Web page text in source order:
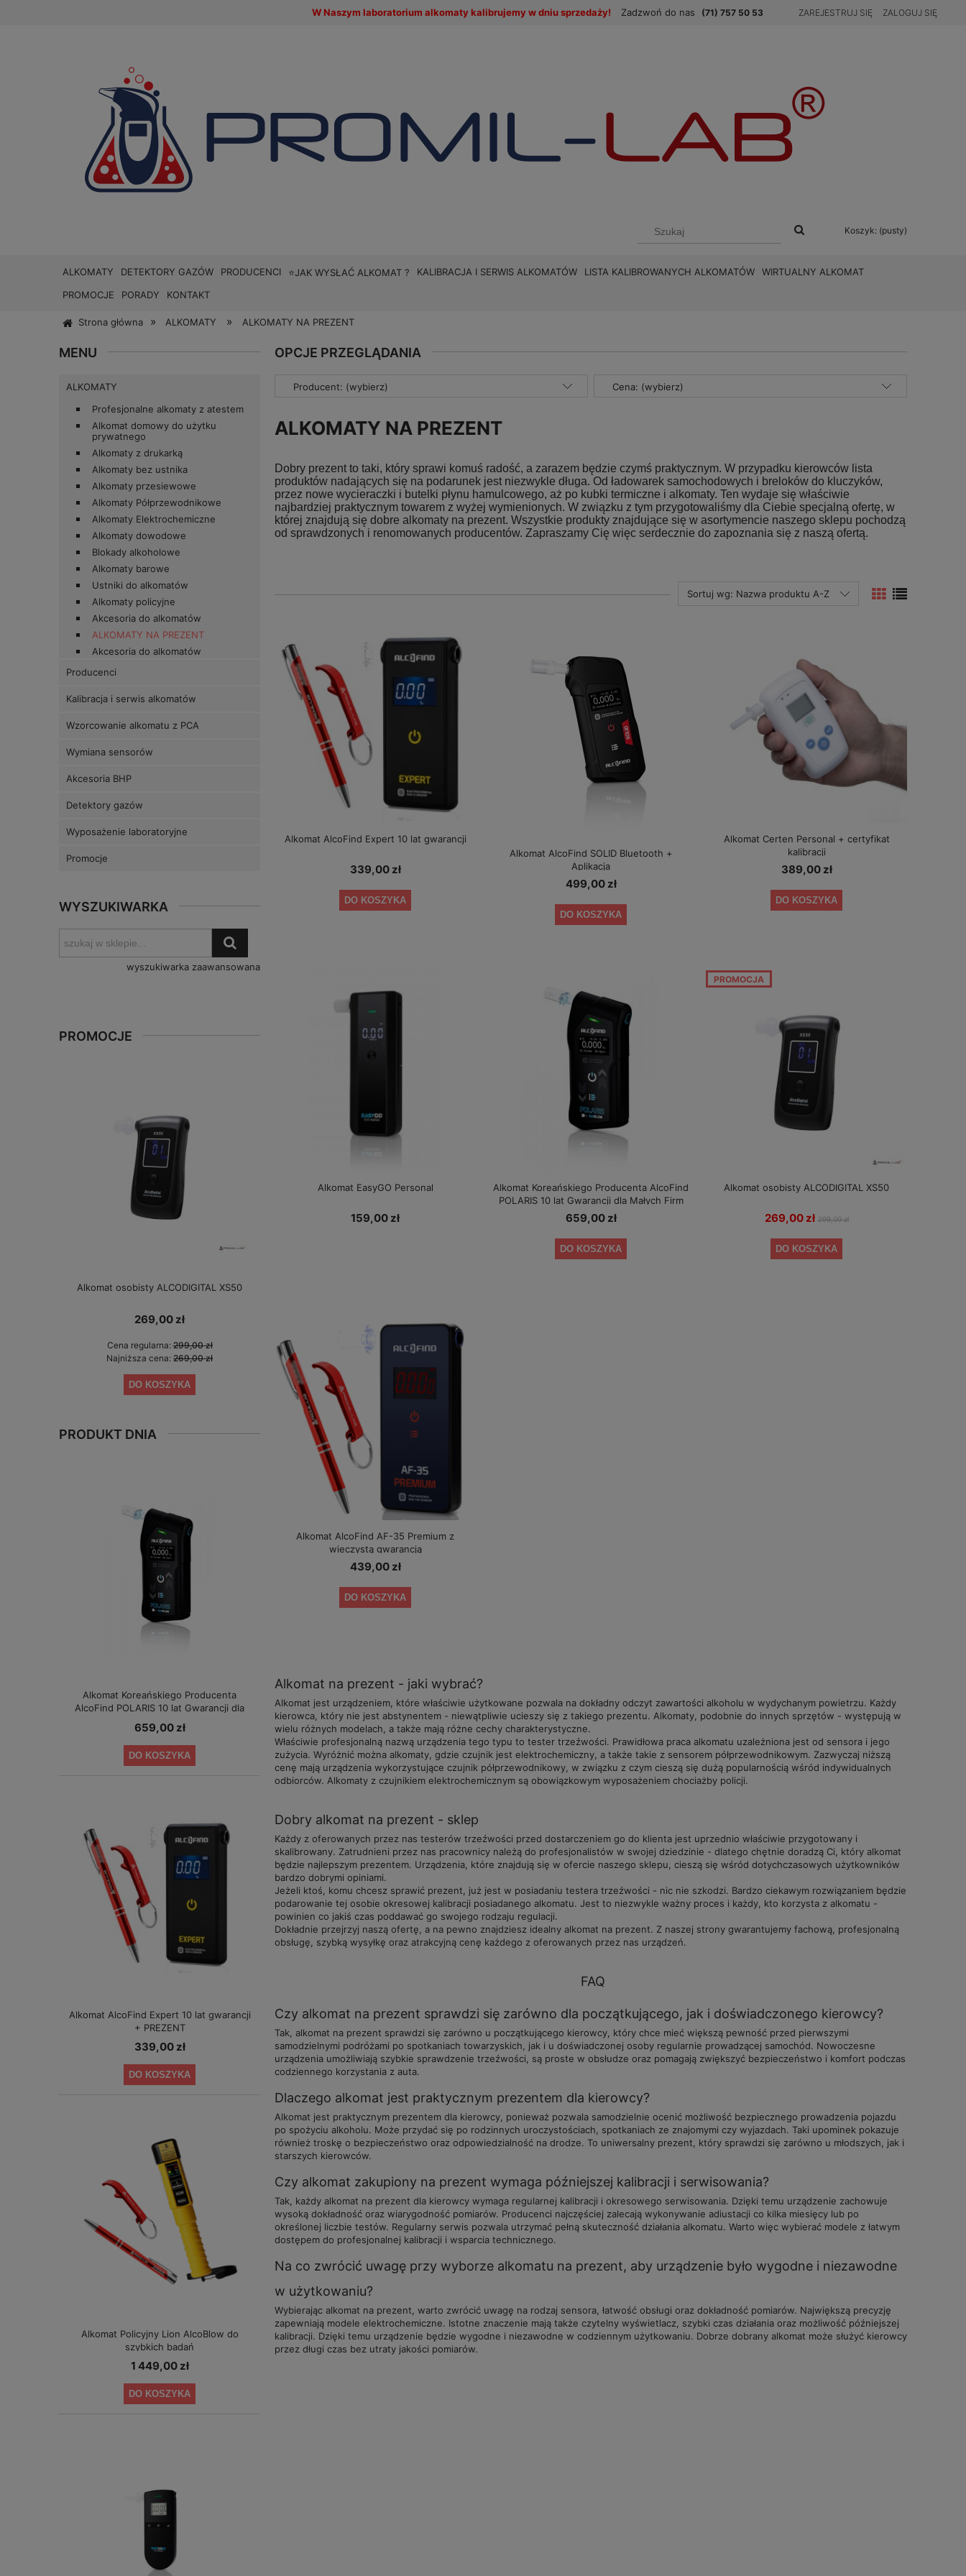
W Naszym laboratorium alkomaty kalibrujemy w dniu sprzedaży! Zadzwoń do nas (71) 757 50 53 ZAREJESTRUJ SIĘ ZALOGUJ SIĘ
Koszyk: (pusty)
ALKOMATY DETEKTORY GAZÓW PRODUCENCI ⭐JAK WYSŁAĆ ALKOMAT ? KALIBRACJA I SERWIS ALKOMATÓW LISTA KALIBROWANYCH ALKOMATÓW
WIRTUALNY ALKOMAT
PROMOCJE
PORADY KONTAKT
Strona główna » ALKOMATY » ALKOMATY NA PREZENT
MENU
ALKOMATY
Profesjonalne alkomaty z atestem
Alkomat domowy do użytku
prywatnego
Alkomaty z drukarką
Alkomaty bez ustnika
Alkomaty przesiewowe
Alkomaty Półprzewodnikowe
Alkomaty Elektrochemiczne
Alkomaty dowodowe
Blokady alkoholowe
Alkomaty barowe
Ustniki do alkomatów
Alkomaty policyjne
Akcesoria do alkomatów
ALKOMATY NA PREZENT
Akcesoria do alkomatów
Producenci
Kalibracja i serwis alkomatów
Wzorcowanie alkomatu z PCA
Wymiana sensorów
Akcesoria BHP
Detektory gazów
Wyposażenie laboratoryjne
Promocje
WYSZUKIWARKA
wyszukiwarka zaawansowana
PROMOCJE
Alkomat osobisty ALCODIGITAL XS50
269,00 zł
Cena regularna:299,00 zł
Najniższa cena: 269,00 zł
DO KOSZYKA
Cena regularna: 1 479,00 zł
DO KOSZYKA
PRODUKT DNIA
Alkomat Koreańskiego Producenta
AlcoFind POLARIS 10 lat Gwarancji dla
Małych Firm
659,00 zł
DO KOSZYKA
Alkomat AlcoFind Expert 10 lat gwarancji
+ PREZENT
339,00 zł
DO KOSZYKA
Alkomat Policyjny Lion AlcoBlow do
szybkich badań
1 449,00 zł
DO KOSZYKA
OPCJE PRZEGLĄDANIA
Producent: (wybierz) Cena: (wybierz)
ALKOMATY NA PREZENT
Dobry prezent to taki, który sprawi komuś radość, a zarazem będzie czymś praktycznym. W przypadku kierowców lista
produktów nadających się na podarunek jest niezwykle długa. Od ładowarek samochodowych i breloków do kluczyków,
przez nowe wycieraczki i butelki płynu hamulcowego, aż po kubki termiczne i alkomaty. Ten wydaje się właściwie
najbardziej praktycznym towarem z wyżej wymienionych. W związku z tym przygotowaliśmy dla Ciebie specjalną ofertę, w
której znajdują się dobre alkomaty na prezent. Wszystkie produkty znajdujące się w asortymencie naszego sklepu pochodzą
od sprawdzonych i renomowanych producentów. Zapraszamy Cię więc serdecznie do zapoznania się z naszą ofertą.
Sortuj wg: Nazwa produktu A-Z
Alkomat AlcoFind Expert 10 lat gwarancji
339,00 zł
DO KOSZYKA
Alkomat AlcoFind SOLID Bluetooth +
Aplikacja
499,00 zł
DO KOSZYKA
Alkomat Certen Personal + certyfikat
kalibracji
389,00 zł
DO KOSZYKA
Alkomat EasyGO Personal
159,00 zł
Alkomat Koreańskiego Producenta AlcoFind
POLARIS 10 lat Gwarancji dla Małych Firm
659,00 zł
DO KOSZYKA
Alkomat osobisty ALCODIGITAL XS50
269,00 zł 299,00 zł
DO KOSZYKA
PROMOCJA
Alkomat AlcoFind AF-35 Premium z
wieczystą gwarancją
439,00 zł
DO KOSZYKA
Alkomat na prezent - jaki wybrać?
Alkomat jest urządzeniem, które właściwie użytkowane pozwala na dokładny odczyt zawartości alkoholu w wydychanym powietrzu. Każdy
kierowca, który nie jest abstynentem - niewątpliwie ucieszy się z takiego prezentu. Alkomaty, podobnie do innych sprzętów - występują w
wielu różnych modelach, a także mają różne cechy charakterystyczne.
Właściwie profesjonalną nazwą urządzenia tego typu to tester trzeźwości. Prawidłowa praca alkomatu uzależniona jest od sensora i jego
zużycia. Wyróżnić można alkomaty, gdzie czujnik jest elektrochemiczny, a także takie z sensorem półprzewodnikowym. Zazwyczaj niższą
cenę mają urządzenia wykorzystujące czujnik półprzewodnikowy, w związku z czym cieszą się dużą popularnością wśród indywidualnych
odbiorców. Alkomaty z czujnikiem elektrochemicznym są obowiązkowym wyposażeniem chociażby policji.
Dobry alkomat na prezent - sklep
Każdy z oferowanych przez nas testerów trzeźwości przed dostarczeniem go do klienta jest uprzednio właściwie przygotowany i
skalibrowany. Zatrudnieni przez nas pracownicy należą do profesjonalistów w swojej dziedzinie - dlatego chętnie doradzą Ci, który alkomat
będzie najlepszym prezentem. Urządzenia, które znajdują się w ofercie naszego sklepu, cieszą się wśród dotychczasowych użytkowników
bardzo dobrymi opiniami.
Jeżeli ktoś, komu chcesz sprawić prezent, już jest w posiadaniu testera trzeźwości - nic nie szkodzi. Bardzo ciekawym rozwiązaniem będzie
podarowanie tej osobie okresowej kalibracji posiadanego alkomatu. Jest to niezwykle ważny proces i każdy, kto korzysta z alkomatu -
powinien co jakiś czas poddawać go swojego rodzaju regulacji.
Dokładnie przejrzyj naszą ofertę, a na pewno znajdziesz idealny alkomat na prezent. Z naszej strony gwarantujemy fachową, profesjonalną
obsługę, szybką wysyłkę oraz atrakcyjną cenę każdego z oferowanych przez nas urządzeń.
FAQ
Czy alkomat na prezent sprawdzi się zarówno dla początkującego, jak i doświadczonego kierowcy?
Tak, alkomat na prezent sprawdzi się zarówno u początkującego kierowcy, który chce mieć większą pewność przed pierwszymi
samodzielnymi podróżami po spotkaniach towarzyskich, jak i u doświadczonej osoby regularnie prowadzącej samochód. Nowoczesne
urządzenia umożliwiają szybkie sprawdzenie trzeźwości, są proste w obsłudze oraz pomagają zwiększyć bezpieczeństwo i komfort podczas
codziennego korzystania z auta.
Dlaczego alkomat jest praktycznym prezentem dla kierowcy?
Alkomat jest praktycznym prezentem dla kierowcy, ponieważ pozwala samodzielnie ocenić możliwość bezpiecznego prowadzenia pojazdu
po spożyciu alkoholu. Może przydać się po rodzinnych uroczystościach, spotkaniach ze znajomymi czy wyjazdach. Taki upominek pokazuje
również troskę o bezpieczeństwo oraz odpowiedzialność na drodze. To uniwersalny prezent, który sprawdzi się zarówno u młodszych, jak i
starszych kierowców.
Czy alkomat zakupiony na prezent wymaga późniejszej kalibracji i serwisowania?
Tak, każdy alkomat na prezent dla kierowcy wymaga regularnej kalibracji i okresowego serwisowania. Dzięki temu urządzenie zachowuje
wysoką dokładność oraz wiarygodność pomiarów. Producenci najczęściej zalecają wykonywanie adiustacji co kilka miesięcy lub po
określonej liczbie testów. Regularny serwis pozwala utrzymać pełną skuteczność działania alkomatu. Warto więc wybierać modele z łatwym
dostępem do profesjonalnej kalibracji i wsparcia technicznego.
Na co zwrócić uwagę przy wyborze alkomatu na prezent, aby urządzenie było wygodne i niezawodne
w użytkowaniu?
Wybierając alkomat na prezent, warto zwrócić uwagę na rodzaj sensora, łatwość obsługi oraz dokładność pomiarów. Największą precyzję
zapewniają modele elektrochemiczne. Istotne znaczenie mają także czytelny wyświetlacz, szybki czas działania oraz możliwość późniejszej
kalibracji. Dzięki temu urządzenie będzie wygodne i niezawodne w codziennym użytkowaniu. Dobrze dobrany alkomat może służyć kierowcy
przez długi czas bez utraty jakości pomiarów.